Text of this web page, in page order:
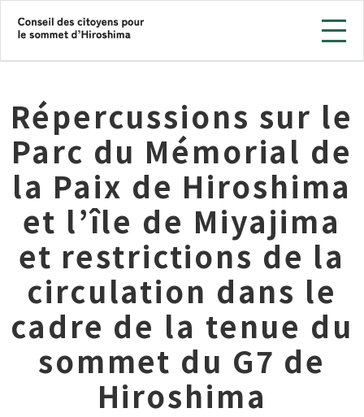
Répercussions sur le
Parc du Mémorial de
la Paix de Hiroshima
et l’île de Miyajima
et restrictions de la
circulation dans le
cadre de la tenue du
sommet du G7 de
Hiroshima